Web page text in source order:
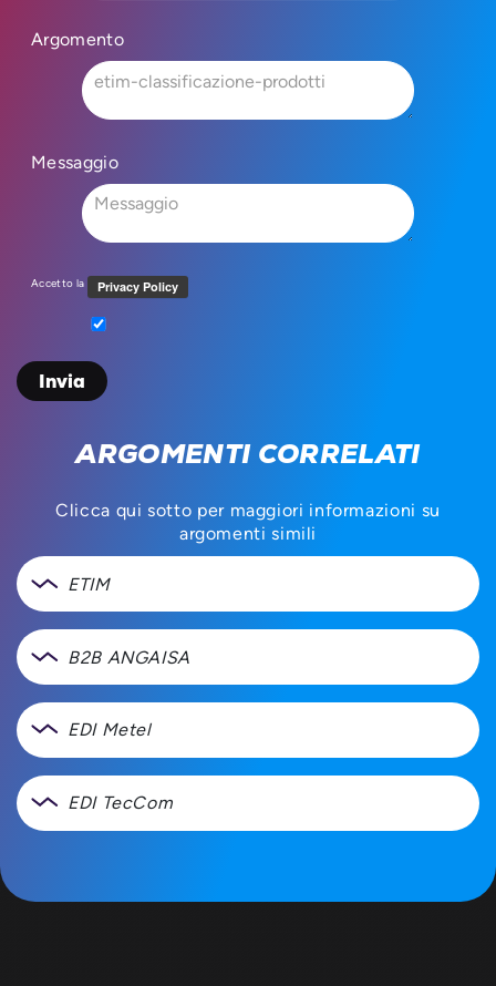
Argomento
Messaggio
Accetto la
ARGOMENTI CORRELATI
Clicca qui sotto per maggiori informazioni su
argomenti simili
ETIM
B2B ANGAISA
EDI Metel
EDI TecCom